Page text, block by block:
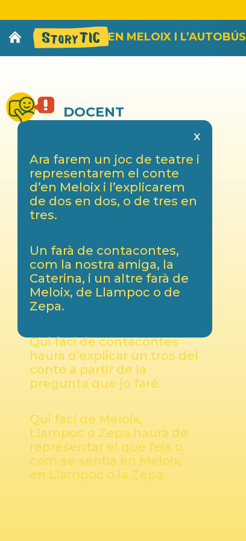
EN MELOIX I L’AUTOBÚS
DOCENT
x
Ara farem un joc de teatre i
representarem el conte
d’en Meloix i l’explicarem
de dos en dos, o de tres en
tres.
Un farà de contacontes,
com la nostra amiga, la
Caterina, i un altre farà de
Meloix, de Llampoc o de
Zepa.
Qui faci de contacontes
haurà d’explicar un tros del
conte a partir de la
pregunta que jo faré.
Qui faci de Meloix,
Llampoc o Zepa haurà de
representar el que feia o
com se sentia en Meloix,
en Llampoc o la Zepa.